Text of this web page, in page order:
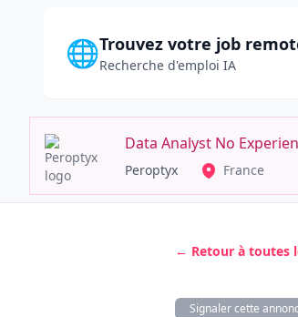
🌐Trouvez votre job
Recherche d'emploi IA
Data Analyst No
Peroptyx France
← Retour à toutes
Signaler cette